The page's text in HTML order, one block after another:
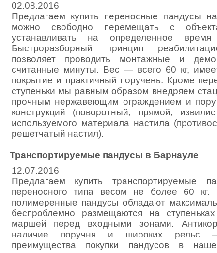
02.08.2016
Предлагаем купить переносные пандусы
можно свободно перемещать с
устанавливать на определенное
Быстроразборный принцип
позволяет проводить монтажные и
считанные минуты. Вес — всего 60 кг,
покрытие и практичный поручень. Кроме
ступеньки мы равным образом внедряем
прочным нержавеющим ограждением и
конструкций (поворотный, прямой,
используемого материала настила
решетчатый настил).
Транспортируемые пандусы в Барнауле
12.07.2016
Предлагаем купить транспортируемые
переносного типа весом не более 60 кг.
полимеренные пандусы обладают
беспроблемно размещаются на
маршей перед входными зонами.
наличие поручня и широких рельс —
преимущества покупки пандусов в